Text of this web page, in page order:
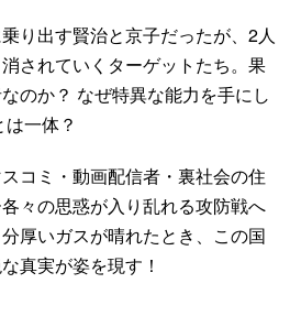
り出す賢治と京子だったが、2人
されていくターゲットたち。果
のか？ なぜ特異な能力を手にし
一体？
コミ・動画配信者・裏社会の住
々の思惑が入り乱れる攻防戦へ
厚いガスが晴れたとき、この国
真実が姿を現す！